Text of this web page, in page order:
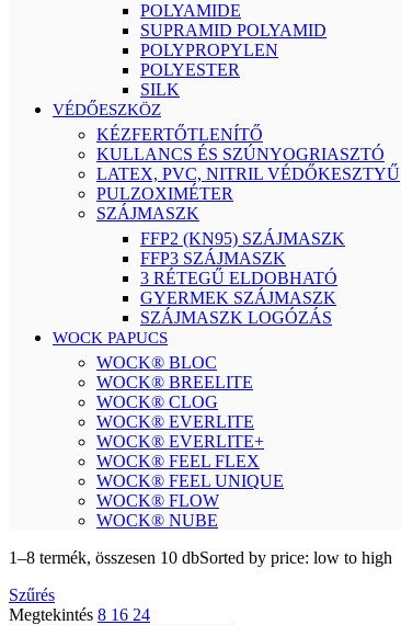
POLYAMIDE
SUPRAMID POLYAMID
POLYPROPYLEN
POLYESTER
SILK
VÉDŐESZKÖZ
KÉZFERTŐTLENÍTŐ
KULLANCS ÉS SZÚNYOGRIASZTÓ
LATEX, PVC, NITRIL VÉDŐKESZTYŰ
PULZOXIMÉTER
SZÁJMASZK
FFP2 (KN95) SZÁJMASZK
FFP3 SZÁJMASZK
3 RÉTEGŰ ELDOBHATÓ
GYERMEK SZÁJMASZK
SZÁJMASZK LOGÓZÁS
WOCK PAPUCS
WOCK® BLOC
WOCK® BREELITE
WOCK® CLOG
WOCK® EVERLITE
WOCK® EVERLITE+
WOCK® FEEL FLEX
WOCK® FEEL UNIQUE
WOCK® FLOW
WOCK® NUBE
1–8 termék, összesen 10 dbSorted by price: low to high
Szűrés
Megtekintés 8 16 24